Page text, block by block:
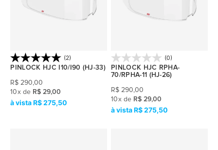
(2)
PINLOCK HJC I10/I90 (HJ-33)
R$ 290,00
10x de R$ 29,00
R$ 275,50
(0)
PINLOCK HJC RPHA-
70/RPHA-11 (HJ-26)
R$ 290,00
10x de R$ 29,00
R$ 275,50